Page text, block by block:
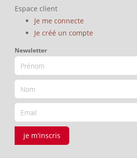
Espace client
Je me connecte
Je créé un compte
Newsletter
je m'inscris